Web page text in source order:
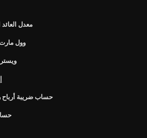
معدل
وول مارت
حساب ضريبة أرباح